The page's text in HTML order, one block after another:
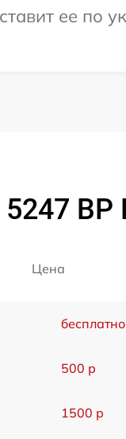
ее по
BP
Цена
бесплатно
500 р
1500 р